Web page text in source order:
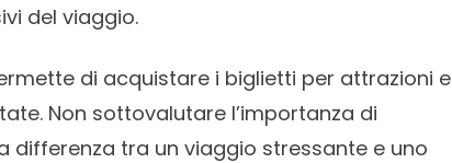
del viaggio.
di acquistare i biglietti per attrazioni e
Non sottovalutare l’importanza di
differenza tra un viaggio stressante e uno